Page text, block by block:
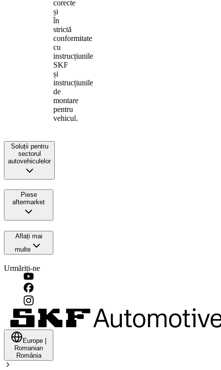
corecte
și
în
strictă
conformitate
cu
instrucțiunile
SKF
și
instrucțiunile
de
montare
pentru
vehicul.
Soluții pentru
sectorul
autovehiculelor
Piese
aftermarket
Aflați mai
multe
Urmăriți-ne
Europe
Romanian
România